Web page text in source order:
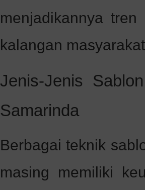
menjadikannya
kalangan
Jenis-Jenis
Samarinda
Berbagai teknik
masing memiliki